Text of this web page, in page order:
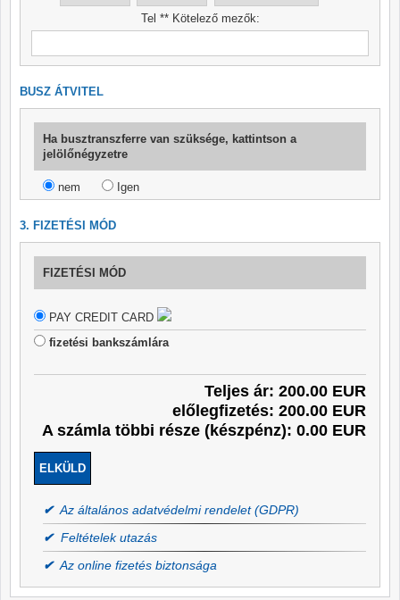
Tel ** Kötelező mezők:
BUSZ ÁTVITEL
Ha busztranszferre van szüksége, kattintson a
jelölőnégyzetre
nem Igen
3. FIZETÉSI MÓD
FIZETÉSI MÓD
PAY CREDIT CARD
fizetési bankszámlára
Teljes ár: 200.00 EUR
előlegfizetés: 200.00 EUR
A számla többi része (készpénz): 0.00 EUR
✔ Az általános adatvédelmi rendelet (GDPR)
✔ Feltételek utazás
✔ Az online fizetés biztonsága